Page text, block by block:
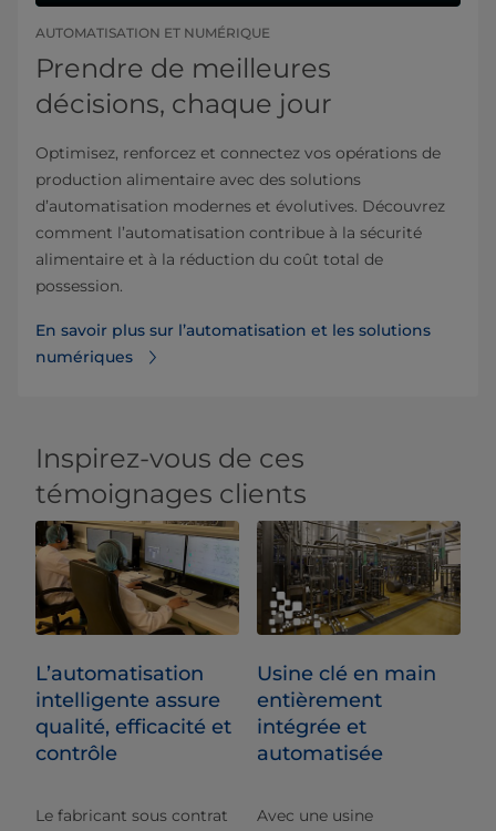
AUTOMATISATION ET NUMÉRIQUE
Prendre de meilleures
décisions, chaque jour
Optimisez, renforcez et connectez vos opérations de
production alimentaire avec des solutions
d’automatisation modernes et évolutives. Découvrez
comment l’automatisation contribue à la sécurité
alimentaire et à la réduction du coût total de
possession.
En savoir plus sur l’automatisation et les solutions
numériques
Inspirez-vous de ces
témoignages clients
L’automatisation
intelligente assure
qualité, efficacité et
contrôle
Le fabricant sous contrat
Usine clé en main
entièrement
intégrée et
automatisée
Avec une usine